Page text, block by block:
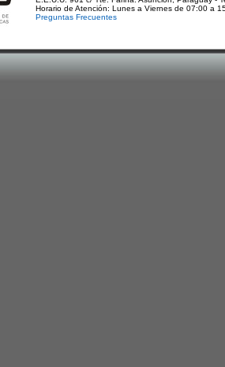
Horario de Atención: Lunes a Viernes de 07:00 a
Preguntas Frecuentes